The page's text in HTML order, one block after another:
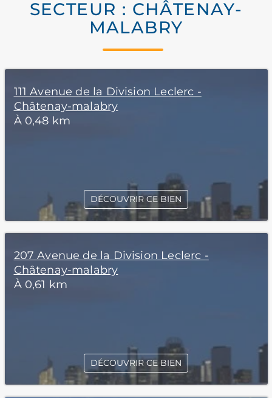
SECTEUR : CHÂTENAY-
MALABRY
111 Avenue de la Division Leclerc -
Châtenay-malabry
À 0,48 km
DÉCOUVRIR CE BIEN
207 Avenue de la Division Leclerc -
Châtenay-malabry
À 0,61 km
DÉCOUVRIR CE BIEN